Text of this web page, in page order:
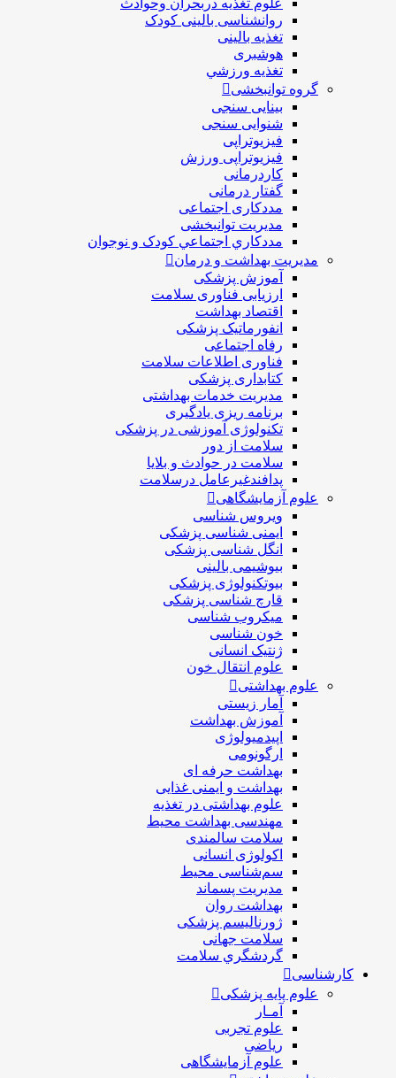
روانشناسی بالینی کودک
تغذیه بالینی
هوشبری
تغذيه ورزشي
گروه توانبخشی
بینایی سنجی
شنوایی سنجی
فیزیوتراپی
فیزیوتراپی ورزش
کاردرمانی
گفتار درمانی
مددکاری اجتماعی
مديريت توانبخشی
مددکاري اجتماعي کودک و نوجوان
مدیریت بهداشت و درمان
آموزش پزشکی
ارزیابی فناوری سلامت
اقتصاد بهداشت
انفورماتیک پزشکی
رفاه اجتماعی
فناوری اطلاعات سلامت
کتابداری پزشکی
مديريت خدمات بهداشتی
برنامه ریزی یادگیری
تکنولوژی آموزشی در پزشکی
سلامت از دور
سلامت در حوادث و بلایا
پدافندغیرعامل درسلامت
علوم آزمایشگاهی
ویروس شناسی
ایمنی شناسی پزشكی
انگل شناسی پزشکی
بیوشیمی بالینی
بیوتکنولوژی پزشکی
قارچ شناسی پزشکی
ميكروب شناسی
خون شناسی
ژنتیک انسانی
علوم انتقال خون
علوم بهداشتی
آمار زیستی
آموزش بهداشت
اپیدمیولوژی
ارگونومی
بهداشت حرفه ای
بهداشت و ایمنی غذایی
علوم بهداشتی در تغذیه
مهندسی بهداشت محيط
سلامت سالمندی
اکولوژی انسانی
سم‌شناسی محیط
مدیریت پسماند
بهداشت روان
ژورنالیسم پزشکی
سلامت جهانی
گردشگري سلامت
کارشناسی
علوم پایه پزشکی
آمـار
علوم تجربی
ریاضی
علوم آزمایشگاهی